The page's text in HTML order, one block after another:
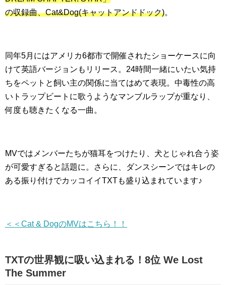
の収録曲、Cat&Dog(キャットアンドドック)。
同年5月にはアメリカ6都市で開催されたショーケースに向
けて英語バージョンもリリース。24時間一緒にいたい気持
ちをペットと飼い主の関係に当てはめて表現。中毒性の高
いトラップビートに歌うようなマンブルラップが重なり、
何度も聴きたくなる一曲。
MVではメンバーたちが猫耳をつけたり、犬とじゃれ合う姿
が可愛すぎると話題に。さらに、ダンスシーンではキレの
ある振り付けでカッコイイTXTも盛り込まれています♪
＜＜Cat & DogのMVはこちら！！
TXTの世界観に吸い込まれる！8位 We Lost
The Summer